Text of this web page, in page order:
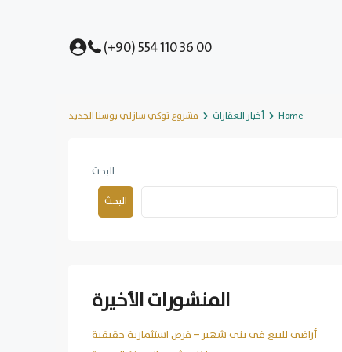
(+90) 554 110 36 00
Home أخبار العقارات مشروع توكي سازلي بوسنا الجديد
البحث
البحث
المنشورات الأخيرة
أراضي للبيع في يني شهير – فرص استثمارية حقيقية